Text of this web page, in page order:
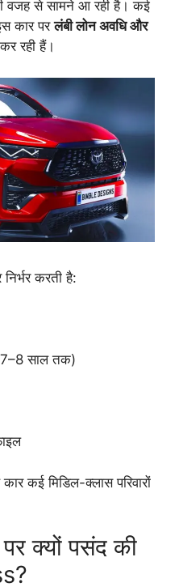
वजह से सामने आ रही है। कई
कार परलंबी लोन अवधि और
रही हैं।
करती है:
7–8 साल तक)
कई मिडिल-क्लास परिवारों
क्यों पसंद की